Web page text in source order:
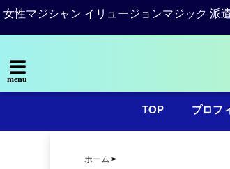
女性マジシャン イリュージョンマジック 派
menu
TOP プロフ
ホーム